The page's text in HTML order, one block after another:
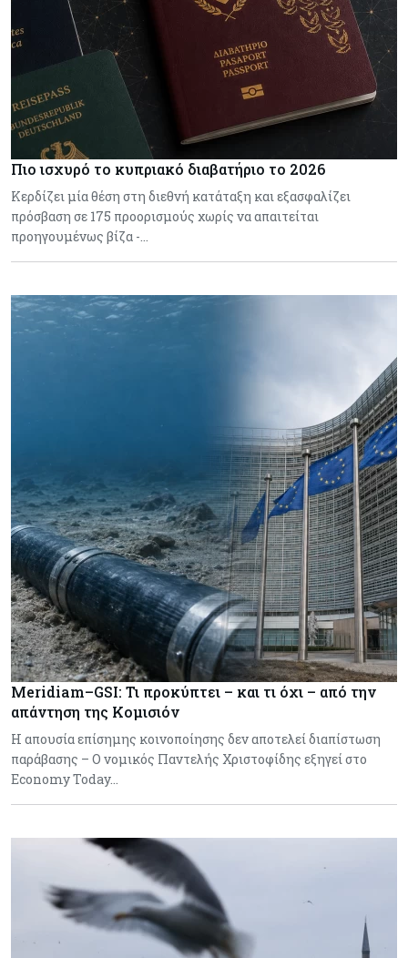
Πιο ισχυρό το κυπριακό διαβατήριο το 2026
Κερδίζει μία θέση στη διεθνή κατάταξη και εξασφαλίζει
πρόσβαση σε 175 προορισμούς χωρίς να απαιτείται
προηγουμένως βίζα -…
Meridiam–GSI: Τι προκύπτει – και τι όχι – από την
απάντηση της Κομισιόν
Η απουσία επίσημης κοινοποίησης δεν αποτελεί διαπίστωση
παράβασης – Ο νομικός Παντελής Χριστοφίδης εξηγεί στο
Economy Today…